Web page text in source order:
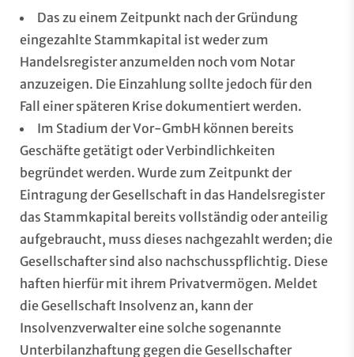
Das zu einem Zeitpunkt nach der Gründung
eingezahlte Stammkapital ist weder zum
Handelsregister anzumelden noch vom Notar
anzuzeigen. Die Einzahlung sollte jedoch für den
Fall einer späteren Krise dokumentiert werden.
Im Stadium der Vor-GmbH können bereits
Geschäfte getätigt oder Verbindlichkeiten
begründet werden. Wurde zum Zeitpunkt der
Eintragung der Gesellschaft in das Handelsregister
das Stammkapital bereits vollständig oder anteilig
aufgebraucht, muss dieses nachgezahlt werden; die
Gesellschafter sind also nachschusspflichtig. Diese
haften hierfür mit ihrem Privatvermögen. Meldet
die Gesellschaft Insolvenz an, kann der
Insolvenzverwalter eine solche sogenannte
Unterbilanzhaftung gegen die Gesellschafter